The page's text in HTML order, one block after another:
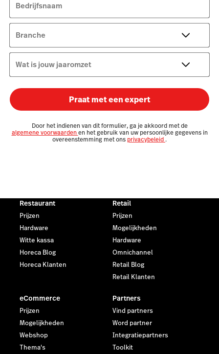
Bedrijfsnaam
Branche
Wat is jouw jaaromzet
Praat met een expert
Door het indienen van dit formulier, ga je akkoord met de
algemene voorwaardenen het gebruik van uw persoonlijke gegevens in
overeenstemming met ons privacybeleid .
Restaurant
Prijzen
Hardware
Witte kassa
Horeca Blog
Horeca Klanten
Retail
Prijzen
Mogelijkheden
Hardware
Omnichannel
Retail Blog
Retail Klanten
eCommerce
Prijzen
Mogelijkheden
Webshop
Thema's
Partners
Vind partners
Word partner
Integratiepartners
Toolkit